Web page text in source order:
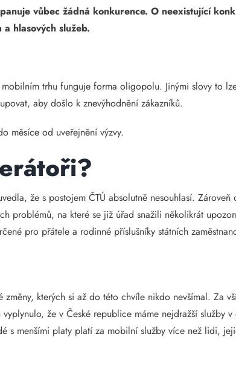
vůbec žádná konkurence. O neexistující
hlasových služeb.
trhu funguje forma oligopolu. Jinými slovy to
aby došlo k znevýhodnění zákazníků.
měsíce od uveřejnění výzvy.
že s postojem ČTÚ absolutně nesouhlasí.
problémů, na které se již úřad snažili několikrát
pro přátele a rodinné příslušníky státních
kterých si až do této chvíle nikdo nevšímal. Za
že v České republice máme nejdražší služby
s menšími platy platí za mobilní služby více než lidi,